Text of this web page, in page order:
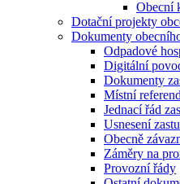
Obecní
Dotační projekty
Dokumenty
Odpadové
Digitální
Dokumenty
Místní
Jednací řád
Usnesení
Obecně
Záměry na
Provozní řády